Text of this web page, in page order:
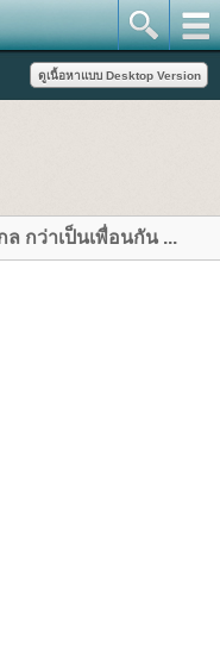
กว่าเป็นเพื่อนกัน ...